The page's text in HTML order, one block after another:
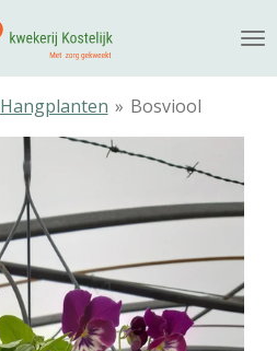
Hangplanten » Bosviool